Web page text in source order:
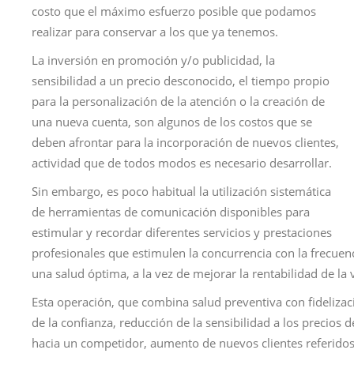
costo que el máximo esfuerzo posible que podamos
realizar para conservar a los que ya tenemos.
La inversión en promoción y/o publicidad, la
sensibilidad a un precio desconocido, el tiempo propio
para la personalización de la atención o la creación de
una nueva cuenta, son algunos de los costos que se
deben afrontar para la incorporación de nuevos clientes,
actividad que de todos modos es necesario desarrollar.
Sin embargo, es poco habitual la utilización sistemática
de herramientas de comunicación disponibles para
estimular y recordar diferentes servicios y prestaciones
profesionales que estimulen la concurrencia con la
una salud óptima, a la vez de mejorar la rentabilidad de la
Esta operación, que combina salud preventiva con
de la confianza, reducción de la sensibilidad a los precios
hacia un competidor, aumento de nuevos clientes